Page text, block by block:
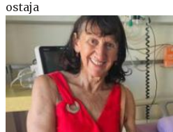
ostaja